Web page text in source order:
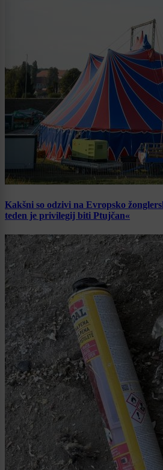
Kakšni so odzivi na Evropsko
teden je privilegij biti Ptujčan«